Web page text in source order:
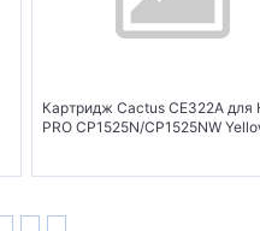
Картридж Cactus CE322A для
PRO CP1525N/CP1525NW